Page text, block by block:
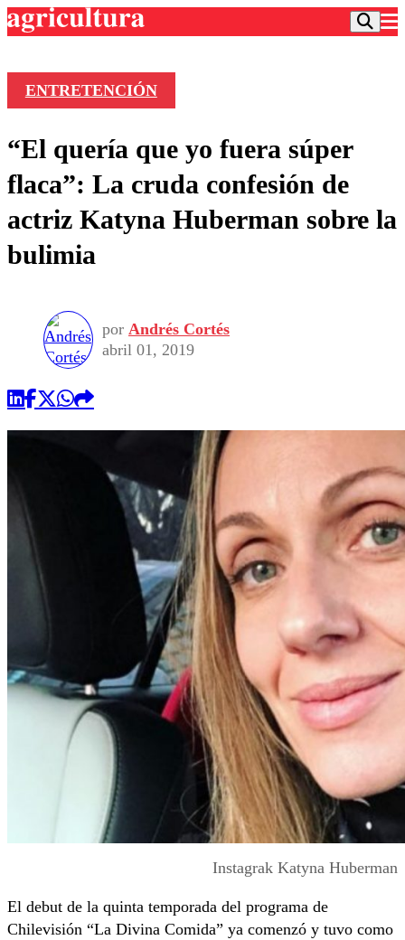
Frecuencias
Agricultura TV
Deportes
Colo Colo
Torneo Internacional
Torneo Nacional
Entretención
Internacional
Nacional
Programas
Comercial
ENTRETENCIÓN
“El quería que yo fuera súper
flaca”: La cruda confesión de
actriz Katyna Huberman sobre la
bulimia
por Andrés Cortés
abril 01, 2019
Instagrak Katyna Huberman
El debut de la quinta temporada del programa de
Chilevisión “La Divina Comida” ya comenzó y tuvo como